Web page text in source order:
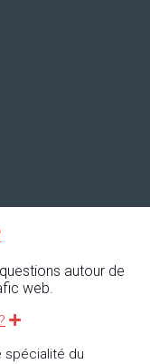
autour de
web.
Expand
spécialité du